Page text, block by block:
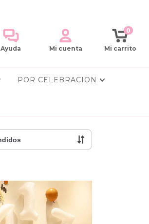
Ayuda Mi cuenta Mi carrito
0
POR CELEBRACION